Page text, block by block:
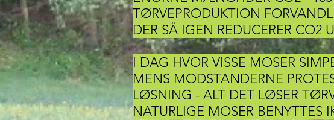
TØRVEPRODUKTION
DER SÅ IGEN REDUCERER
I DAG HVOR VISSE MOSER
MENS MODSTANDERNE
LØSNING - ALT DET LØSER
NATURLIGE MOSER